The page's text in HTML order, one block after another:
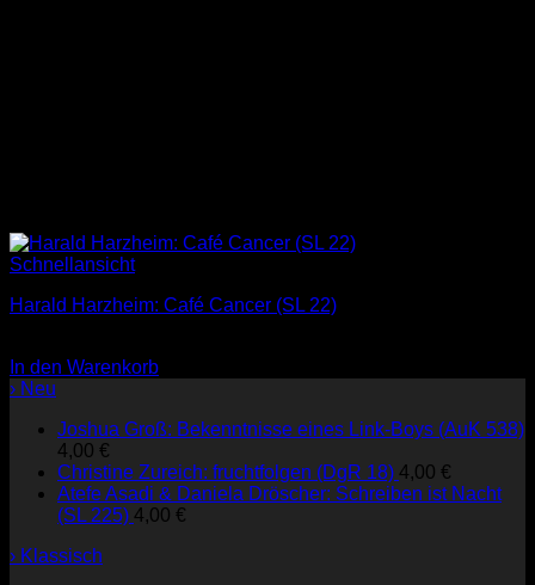
Schnellansicht
Harald Harzheim: Café Cancer (SL 22)
In den Warenkorb
› Neu
Joshua Groß: Bekenntnisse eines Link-Boys (AuK 538)
4,00 €
Christine Zureich: fruchtfolgen (DgR 18) 4,00 €
Atefe Asadi & Daniela Dröscher: Schreiben ist Nacht
(SL 225) 4,00 €
› Klassisch